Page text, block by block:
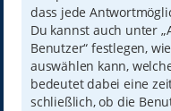
dass jede
Du kannst auch unter
Benutzer“ festlegen,
auswählen kann,
bedeutet dabei eine
schließlich, ob die